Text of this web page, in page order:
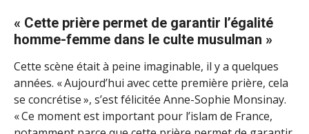
« Cette prière permet de garantir l’égalité
homme-femme dans le culte musulman »
Cette scène était à peine imaginable, il y a quelques
années. « Aujourd’hui avec cette première prière, cela
se concrétise », s’est félicitée Anne-Sophie Monsinay.
« Ce moment est important pour l’islam de France,